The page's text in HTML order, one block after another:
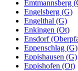
Emtmannsberg
Engelsberg (G)
Engelthal (G)
Enkingen (Ot)
Ensdorf
Eppenschlag (G)
Eppishausen (G)
Eppishofen (Ot)